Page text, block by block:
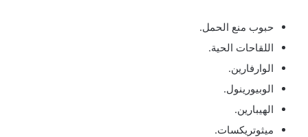
حبوب منع الحمل.
اللقاحات الحية.
الوارفارين.
الوبيورينول.
الهيبارين.
ميثوتريكسات.